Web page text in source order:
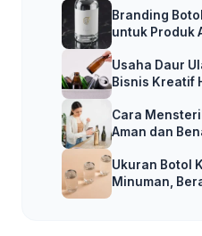
Branding
untuk Produk
Usaha Daur
Bisnis Kreatif
Cara
Aman dan
Ukuran Botol
Minuman,